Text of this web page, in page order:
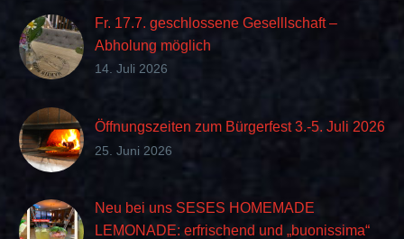
Fr. 17.7. geschlossene Geselllschaft –
Abholung möglich
14. Juli 2026
Öffnungszeiten zum Bürgerfest 3.-5. Juli 2026
25. Juni 2026
Neu bei uns SESES HOMEMADE
LEMONADE: erfrischend und „buonissima“